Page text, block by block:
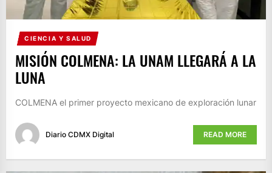
CIENCIA Y SALUD
MISIÓN COLMENA: LA UNAM LLEGARÁ A LA
LUNA
COLMENA el primer proyecto mexicano de exploración lunar
Diario CDMX Digital READ MORE